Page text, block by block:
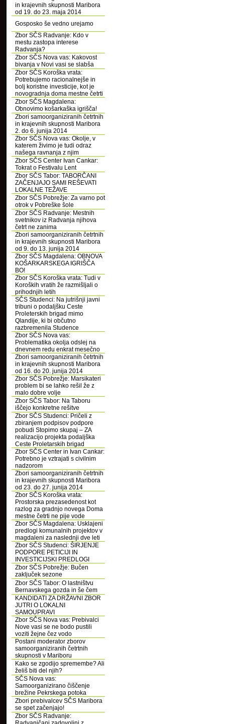
in krajevnih skupnosti Maribora
od 19. do 23. maja 2014
Gosposko še vedno urejamo
Zbor SČS Radvanje: Kdo v
mestu zastopa interese
Radvanja?
Zbor SČS Nova vas: Kakovost
bivanja v Novi vasi se slabša
Zbor SČS Koroška vrata:
Potrebujemo racionalnejše in
bolj koristne investicije, kot je
novogradnja doma mestne četrti
Zbor SČS Magdalena:
Obnovimo košarkaška igrišča!
Zbori samoorganiziranih četrtnih
in krajevnih skupnosti Maribora
2. do 6. junija 2014
Zbor SČS Nova vas: Okolje, v
katerem živimo je tudi odraz
našega ravnanja z njim
Zbor SČS Center Ivan Cankar:
Tokrat o Festivalu Lent
Zbor SČS Tabor: TABORČANI
ZAČENJAJO SAMI REŠEVATI
LOKALNE TEŽAVE
Zbor SČS Pobrežje: Za varno pot
otrok v Pobreške šole
Zbor SČS Radvanje: Mestnih
svetnikov iz Radvanja njihova
četrt ne zanima
Zbori samoorganiziranih četrtnih
in krajevnih skupnosti Maribora
od 9. do 13. junija 2014
Zbor SČS Magdalena: OBNOVA
KOŠARKARSKEGA IGRIŠČA
BO!
Zbor SČS Koroška vrata: Tudi v
Koroških vratih že razmišljali o
prihodnjih letih
SČS Studenci: Na jutrišnji javni
tribuni o podaljšku Ceste
Proleterskih brigad mimo
Qlandije, ki bi občutno
razbremenila Studence
Zbor SČS Nova vas:
Problematika okolja odslej na
dnevnem redu enkrat mesečno
Zbori samoorganiziranih četrtnih
in krajevnih skupnosti Maribora
od 16. do 20. junija 2014
Zbor SČS Pobrežje: Marsikateri
problem bi se lahko rešil že z
malo dobre volje
Zbor SČS Tabor: Na Taboru
iščejo konkretne rešitve
Zbor SČS Studenci: Pričeli z
zbiranjem podpisov podpore
pobudi Stopimo skupaj – ZA
realizacijo projekta podaljška
Ceste Proletarskih brigad
Zbor SČS Center in Ivan Cankar:
Potrebno je vztrajati s civilnim
nadzorom
Zbori samoorganiziranih četrtnih
in krajevnih skupnosti Maribora
od 23. do 27. junija 2014
Zbor SČS Koroška vrata:
Prostorska prezasedenost kot
razlog za gradnjo novega Doma
mestne četrti ne pije vode
Zbor SČS Magdalena: Usklajeni
predlogi komunalnih projektov v
magdaleni za naslednji dve leti
Zbor SČS Studenci: ŠIRJENJE
PODPORE PETICIJI IN
INVESTICIJSKI PREDLOGI
Zbor SČS Pobrežje: Bučen
zaključek sezone
Zbor SČS Tabor: O lastništvu
Bernavskega gozda in še čem
KANDIDATI ZA DRŽAVNI ZBOR
JUTRI O LOKALNI
SAMOUPRAVI
Zbor SČS Nova vas: Prebivalci
Nove vasi se ne bodo pustili
voziti žejne čez vodo
Postani moderator zborov
samoorganiziranih četrtnih
skupnosti v Mariboru
Kako se zgodijo spremembe? Ali
želiš biti del njih?
SČS Nova vas:
Samoorganizirano čiščenje
brežine Pekrskega potoka
Zbori prebivalcev SČS Maribora
se spet začenjajo!
Zbor SČS Radvanje: